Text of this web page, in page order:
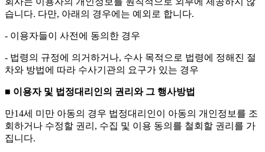
습니다. 다만, 아래의 경우에는 예외로 합니다.
- 이용자들이 사전에 동의한 경우
- 법령의 규정에 의거하거나, 수사 목적으로 법령에 정해진 절
차와 방법에 따라 수사기관의 요구가 있는 경우
■ 이용자 및 법정대리인의 권리와 그 행사방법
만14세 미만 아동의 경우 법정대리인이 아동의 개인정보를 조
회하거나 수정할 권리, 수집 및 이용 동의를 철회할 권리를 가
집니다.